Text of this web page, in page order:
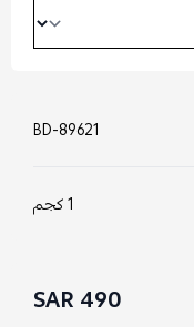
BD-89621
1 كجم
490 SAR